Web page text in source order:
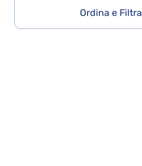
Ordina e Filtra